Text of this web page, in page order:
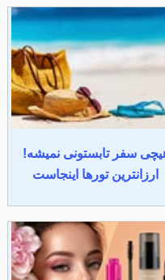
سفر تابستونی نمیشه!
ارزانترین تورها اینجاست